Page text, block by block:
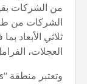
الشركات من
ثلاثي الأبعاد
العجلات،